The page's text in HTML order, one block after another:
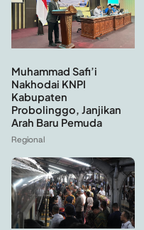
Muhammad Safi’i
Nakhodai KNPI
Kabupaten
Probolinggo, Janjikan
Arah Baru Pemuda
Regional